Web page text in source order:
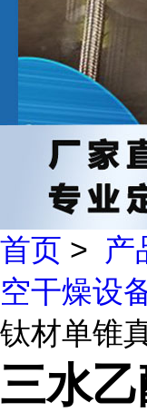
首页 > 产
空干燥设
钛材单锥
三水